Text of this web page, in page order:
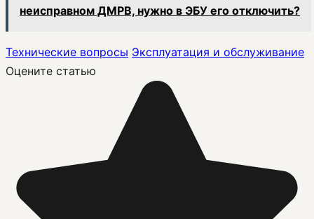
неисправном ДМРВ, нужно в ЭБУ его отключить?
Технические вопросы Эксплуатация и обслуживание
Оцените статью